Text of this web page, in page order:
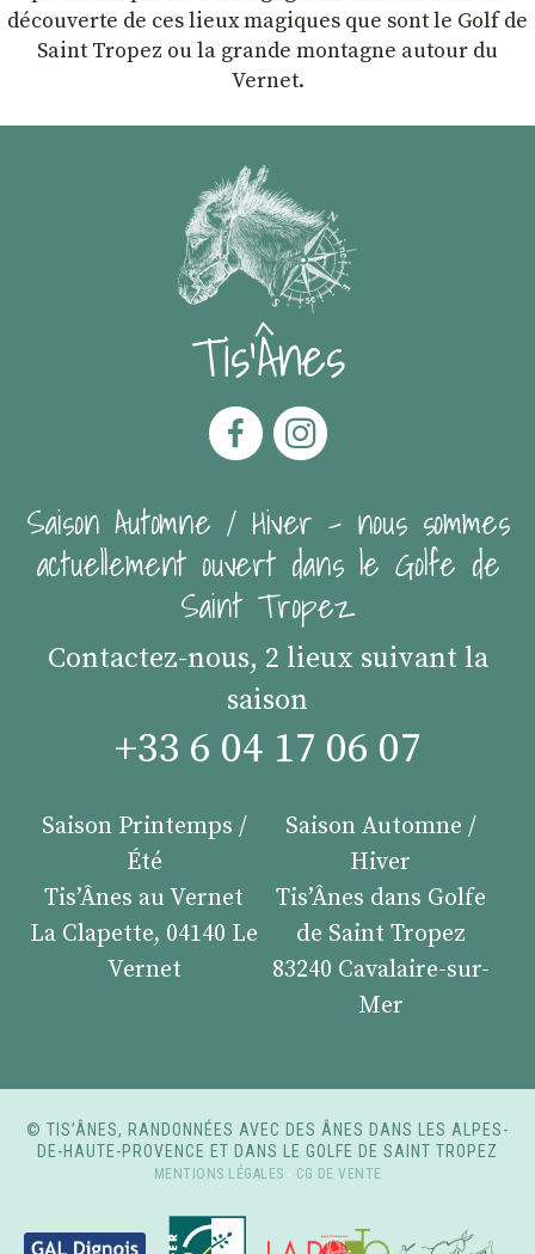
découverte de ces lieux magiques que sont le Golf de
Saint Tropez ou la grande montagne autour du
Vernet.
Tis'Ânes
Saison Automne / Hiver - nous sommes
actuellement ouvert dans le Golfe de
Saint Tropez
Contactez-nous, 2 lieux suivant la
saison
+33 6 04 17 06 07
Saison Printemps /
Été
Tis’Ânes au Vernet
La Clapette, 04140 Le
Vernet
Saison Automne /
Hiver
Tis’Ânes dans Golfe
de Saint Tropez
83240 Cavalaire-sur-
Mer
© TIS’ÂNES, RANDONNÉES AVEC DES ÂNES DANS LES ALPES-
DE-HAUTE-PROVENCE ET DANS LE GOLFE DE SAINT TROPEZ
MENTIONS LÉGALES - CG DE VENTE